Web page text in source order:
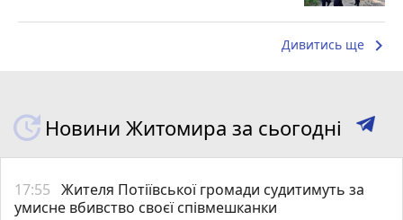
Дивитись ще keyboard_arrow_right
Новини Житомира за сьогодні
17:55 Жителя Потіївської громади судитимуть за
умисне вбивство своєї співмешканки